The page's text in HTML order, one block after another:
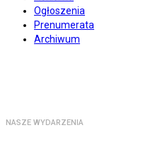
Ogłoszenia
Prenumerata
Archiwum
NASZE WYDARZENIA